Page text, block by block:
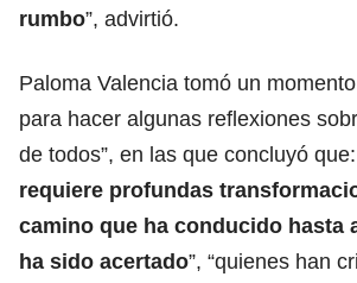
rumbo”, advirtió.
Paloma Valencia tomó un
para hacer algunas reflexiones
de todos”, en las que concluyó que:
requiere profundas
camino que ha conducido hasta
ha sido acertado”, “quienes han